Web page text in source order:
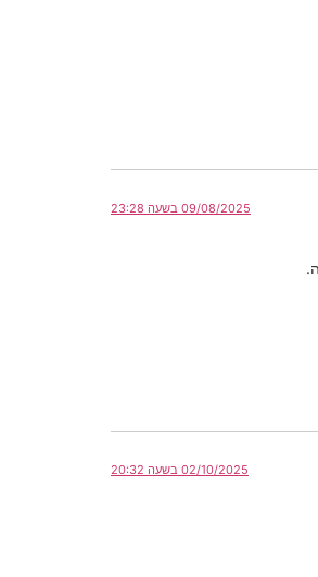
09/08/2025 בשעה 23:28
02/10/2025 בשעה 20:32